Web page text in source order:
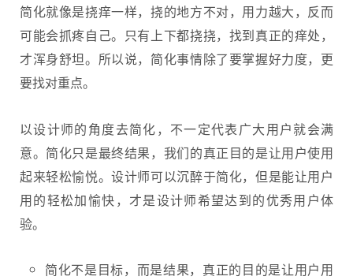
简化就像是挠痒一样，挠的地方不对，用力越大，反而
可能会抓疼自己。只有上下都挠挠，找到真正的痒处，
才浑身舒坦。所以说，简化事情除了要掌握好力度，更
要找对重点。
以设计师的角度去简化，不一定代表广大用户就会满
意。简化只是最终结果，我们的真正目的是让用户使用
起来轻松愉悦。设计师可以沉醉于简化，但是能让用户
用的轻松加愉快，才是设计师希望达到的优秀用户体
验。
简化不是目标，而是结果，真正的目的是让用户用